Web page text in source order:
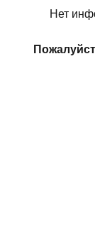
Нет